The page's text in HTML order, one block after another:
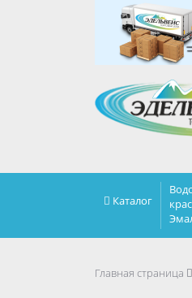
Каталог
Главная страница